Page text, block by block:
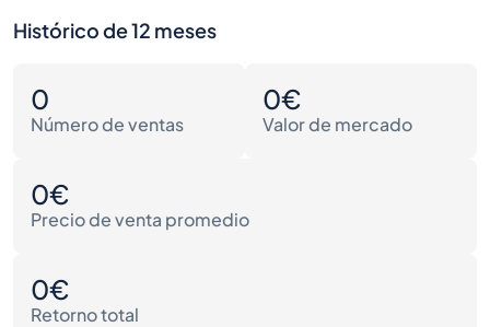
Histórico de 12 meses
0
Número de ventas
0€
Valor de mercado
0€
Precio de venta promedio
0€
Retorno total